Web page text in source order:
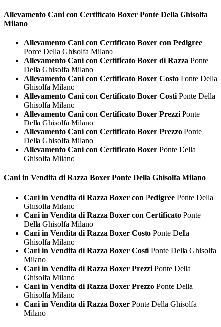
Allevamento Cani con Certificato Boxer Ponte Della Ghisolfa
Milano
Allevamento Cani con Certificato Boxer con Pedigree
Ponte Della Ghisolfa Milano
Allevamento Cani con Certificato Boxer di Razza Ponte
Della Ghisolfa Milano
Allevamento Cani con Certificato Boxer Costo Ponte Della
Ghisolfa Milano
Allevamento Cani con Certificato Boxer Costi Ponte Della
Ghisolfa Milano
Allevamento Cani con Certificato Boxer Prezzi Ponte
Della Ghisolfa Milano
Allevamento Cani con Certificato Boxer Prezzo Ponte
Della Ghisolfa Milano
Allevamento Cani con Certificato Boxer Ponte Della
Ghisolfa Milano
Cani in Vendita di Razza Boxer Ponte Della Ghisolfa Milano
Cani in Vendita di Razza Boxer con Pedigree Ponte Della
Ghisolfa Milano
Cani in Vendita di Razza Boxer con Certificato Ponte
Della Ghisolfa Milano
Cani in Vendita di Razza Boxer Costo Ponte Della
Ghisolfa Milano
Cani in Vendita di Razza Boxer Costi Ponte Della Ghisolfa
Milano
Cani in Vendita di Razza Boxer Prezzi Ponte Della
Ghisolfa Milano
Cani in Vendita di Razza Boxer Prezzo Ponte Della
Ghisolfa Milano
Cani in Vendita di Razza Boxer Ponte Della Ghisolfa
Milano